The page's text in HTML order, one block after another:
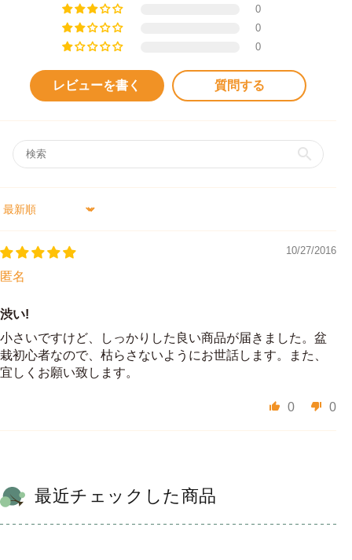
0
0
0
レビューを書く 質問する
Sort by
10/27/2016
匿名
渋い!
小さいですけど、しっかりした良い商品が届きました。盆
栽初心者なので、枯らさないようにお世話します。また、
宜しくお願い致します。
0 0
最近チェックした商品